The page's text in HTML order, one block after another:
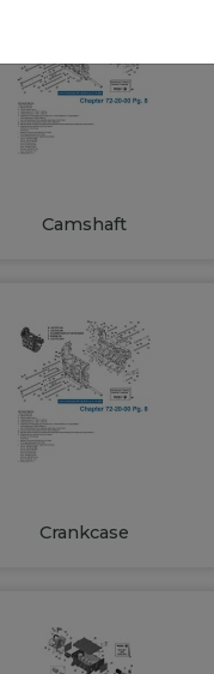
Camshaft
Crankcase